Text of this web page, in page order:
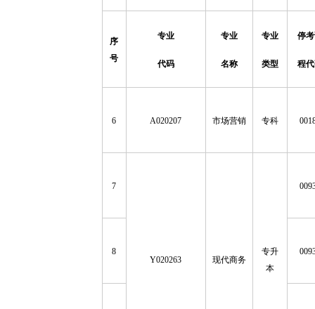
序
号
专业
代码
专业
名称
专业
类型
停
程
6 A020207 市场营销 专科
7
Y020263 现代商务
专升
本
8